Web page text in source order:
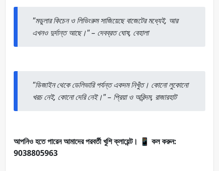
"মডুলার কিচেন ও লিভিংরুম সাজিয়েছে বাজেটের মধ্যেই, আর
এখনও দুর্দান্ত আছে।" – দেবব্রত ঘোষ, বেহালা
"ডিজাইন থেকে ডেলিভারি পর্যন্ত একদম নিখুঁত। কোনো লুকোনো
খরচ নেই, কোনো দেরি নেই।" – প্রিয়া ও অরিন্দম, রাজারহাট
আপনিও হতে পারেন আমাদের পরবর্তী খুশি ক্লায়েন্ট। 📱 কল করুন:
9038805963